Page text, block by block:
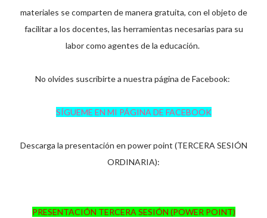
materiales se comparten de manera gratuita, con el objeto de
facilitar a los docentes, las herramientas necesarias para su
labor como agentes de la educación.
No olvides suscribirte a nuestra página de Facebook:
SÍGUEME EN MI PÁGINA DE FACEBOOK
Descarga la presentación en power point (TERCERA SESIÓN
ORDINARIA):
PRESENTACIÓN TERCERA SESIÓN (POWER POINT)